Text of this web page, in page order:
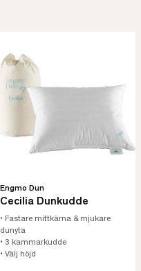
Engmo Dun
Cecilia Dunkudde
• Fastare mittkärna & mjukare
dunyta
• 3 kammarkudde
• Välj höjd